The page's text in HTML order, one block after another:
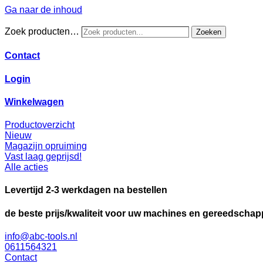
Ga naar de inhoud
Zoek producten… Zoeken
Contact
Login
Winkelwagen
Productoverzicht
Nieuw
Magazijn opruiming
Vast laag geprijsd!
Alle acties
Levertijd 2-3 werkdagen na bestellen
de beste prijs/kwaliteit voor uw machines en
info@abc-tools.nl
0611564321
Contact